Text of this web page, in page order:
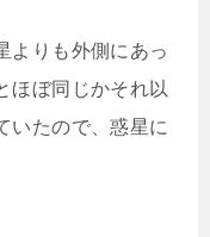
よりも外側にあっ
ほぼ同じかそれ以
いたので、惑星に